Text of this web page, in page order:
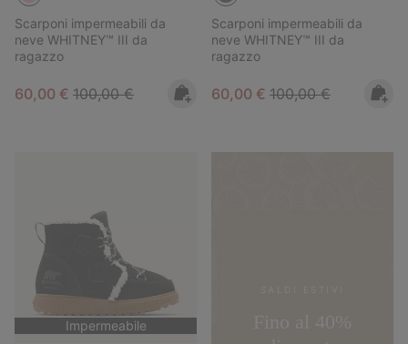
Scarponi impermeabili da
neve WHITNEY™ III da
ragazzo
Sale price:
60,00 € Regular price:
100,00 €
Scarponi impermeabili da
neve WHITNEY™ III da
ragazzo
Sale price:
60,00 € Regular price:
100,00 €
Impermeabile